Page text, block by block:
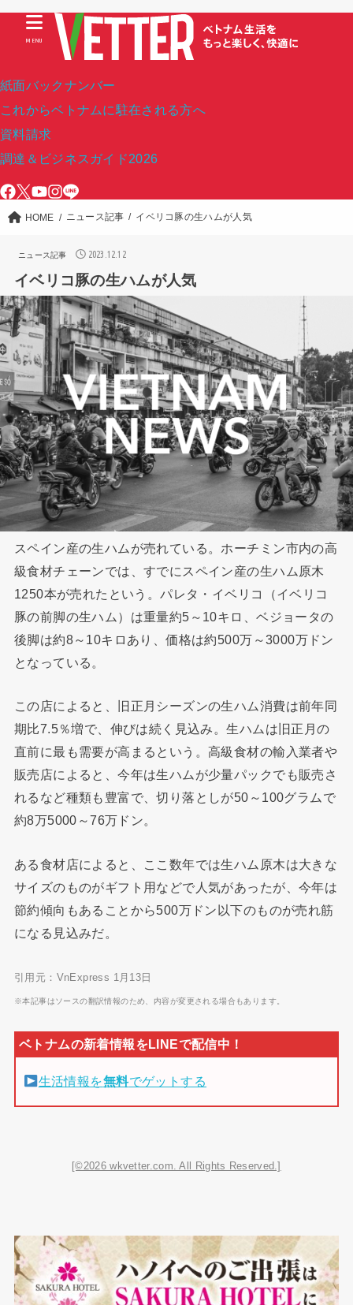
紙面バックナンバー
これからベトナムに駐在される方へ
資料請求
調達＆ビジネスガイド2026
MENU
HOME ニュース記事 イベリコ豚の生ハムが人気
ニュース記事 2023.12.12
イベリコ豚の生ハムが人気
スペイン産の生ハムが売れている。ホーチミン市内の高
級食材チェーンでは、すでにスペイン産の生ハム原木
1250本が売れたという。パレタ・イベリコ（イベリコ
豚の前脚の生ハム）は重量約5～10キロ、ベジョータの
後脚は約8～10キロあり、価格は約500万～3000万ドン
となっている。
この店によると、旧正月シーズンの生ハム消費は前年同
期比7.5％増で、伸びは続く見込み。生ハムは旧正月の
直前に最も需要が高まるという。高級食材の輸入業者や
販売店によると、今年は生ハムが少量パックでも販売さ
れるなど種類も豊富で、切り落としが50～100グラムで
約8万5000～76万ドン。
ある食材店によると、ここ数年では生ハム原木は大きな
サイズのものがギフト用などで人気があったが、今年は
節約傾向もあることから500万ドン以下のものが売れ筋
になる見込みだ。
引用元：VnExpress 1月13日
※本記事はソースの翻訳情報のため、内容が変更される場合もあります。
生活情報を無料でゲットする
[©2026 wkvetter.com. All Rights Reserved.]